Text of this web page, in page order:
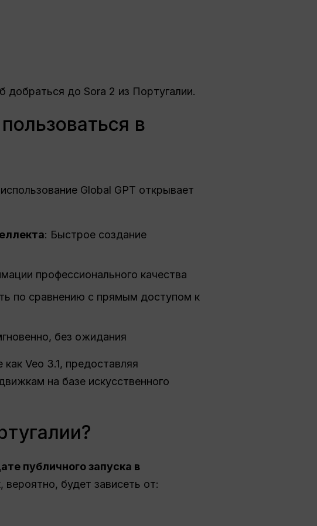
до Sora 2 из Португалии.
в
Global GPT открывает
: Быстрое создание
профессионального качества
по сравнению с прямым доступом к
без ожидания
Veo 3.1, предоставляя
на базе искусственного
публичного запуска в
вероятно, будет зависеть от: